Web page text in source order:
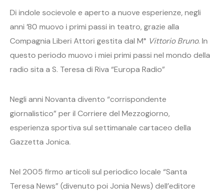
Di indole socievole e aperto a nuove esperienze, negli
anni ’80 muovo i primi passi in teatro, grazie alla
Compagnia Liberi Attori gestita dal M° Vittorio Bruno. In
questo periodo muovo i miei primi passi nel mondo della
radio sita a S. Teresa di Riva “Europa Radio”
Negli anni Novanta divento “corrispondente
giornalistico” per il Corriere del Mezzogiorno,
esperienza sportiva sul settimanale cartaceo della
Gazzetta Jonica.
Nel 2005 firmo articoli sul periodico locale “Santa
Teresa News” (divenuto poi Jonia News) dell’editore